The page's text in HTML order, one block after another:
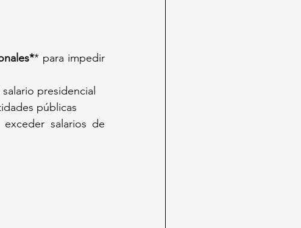
* para impedir
presidencial
públicas
salarios de